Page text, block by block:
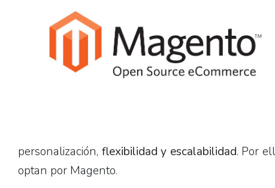
personalización, flexibilidad y escalabilidad. Por
optan por Magento.